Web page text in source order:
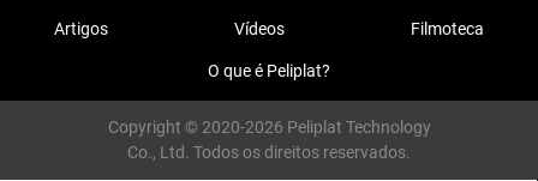
Artigos Vídeos Filmoteca
O que é Peliplat?
Copyright © 2020-2026 Peliplat Technology
Co., Ltd. Todos os direitos reservados.